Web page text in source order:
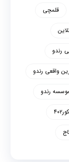
قلمچی
رندو
واقعی رندو
رندو